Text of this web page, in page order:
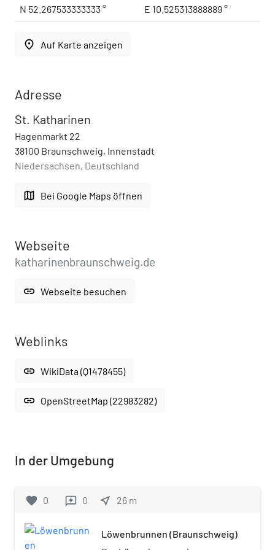
N 52.267533333333 ° E 10.525313888889 °
place Auf Karte anzeigen
Adresse
St. Katharinen
Hagenmarkt 22
38100 Braunschweig, Innenstadt
Niedersachsen, Deutschland
map Bei Google Maps öffnen
Webseite
katharinenbraunschweig.de
link Webseite besuchen
Weblinks
link WikiData (Q1478455)
link OpenStreetMap (22983282)
In der Umgebung
favorite 0 reviews 0 near_me 26 m
Löwenbrunnen (Braunschweig)